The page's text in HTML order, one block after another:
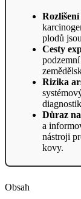
plodů
Cesty
Rizika
Důraz
a
nástroji
kovy.
Obsah